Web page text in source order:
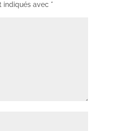
indiqués avec *